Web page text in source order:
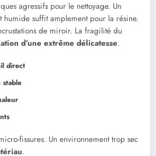
agressifs pour le nettoyage. Un
humide suffit amplement pour la résine.
de miroir. La fragilité du
d’une extrême délicatesse.
direct
fissures. Un environnement trop sec
.